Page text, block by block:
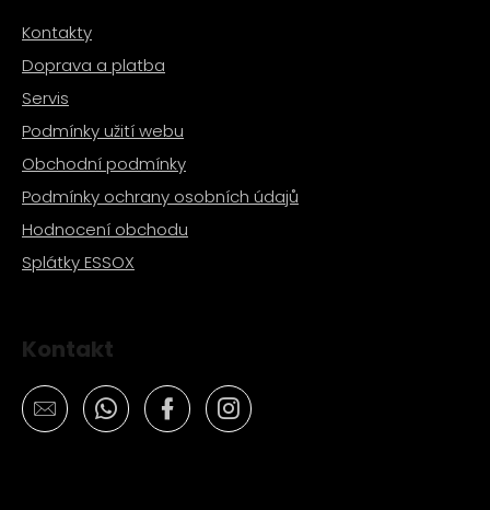
Kontakty
Doprava a platba
Servis
Podmínky užití webu
Obchodní podmínky
Podmínky ochrany osobních údajů
Hodnocení obchodu
Splátky ESSOX
Kontakt